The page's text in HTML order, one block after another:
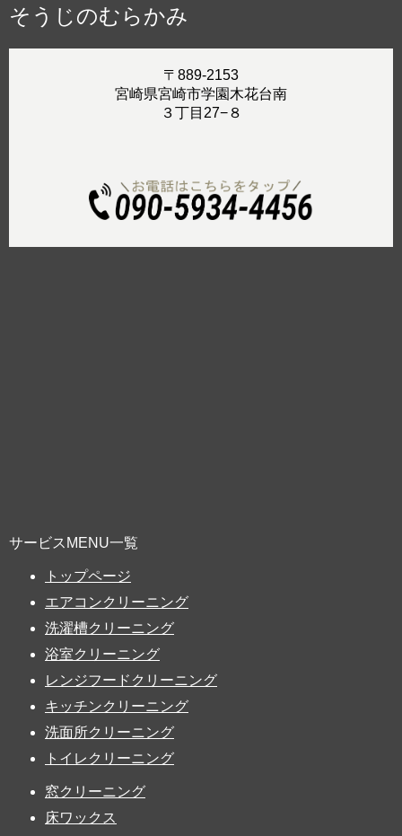
そうじのむらかみ
〒889-2153
宮崎県宮崎市学園木花台南
３丁目27−８
サービスMENU一覧
トップページ
エアコンクリーニング
洗濯槽クリーニング
浴室クリーニング
レンジフードクリーニング
キッチンクリーニング
洗面所クリーニング
トイレクリーニング
窓クリーニング
床ワックス